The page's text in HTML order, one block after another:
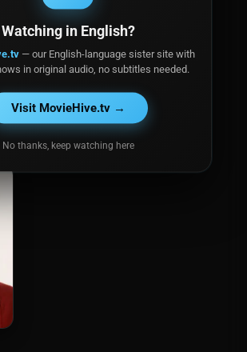
Watching in English?
— our English-language sister site with
in original audio, no subtitles needed.
Visit MovieHive.tv →
No thanks, keep watching here